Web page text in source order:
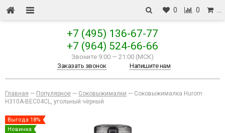
0 0
+7 (495) 136-67-77
+7 (964) 524-66-66
Звоните 9:00 — 21:00 (МСК)
Заказать звонок
Напишите нам
Главная — Популярное — Соковыжималки — Соковыжималка Hurom
H310A-BEC04CL, угольный чёрный
Выгода 18%
Новинка